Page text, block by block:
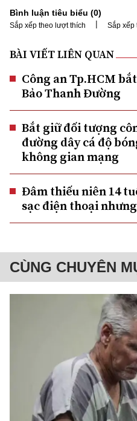
Bình luận tiêu biểu (0)
Sắp xếp theo lượt thích | Sắp xếp
BÀI VIẾT LIÊN QUAN
Công an Tp.HCM
Bảo Thanh Đường
Bắt giữ đối tượng
đường dây cá độ
không gian mạng
Đâm thiếu niên 14
sạc điện thoại
CÙNG CHUYÊN